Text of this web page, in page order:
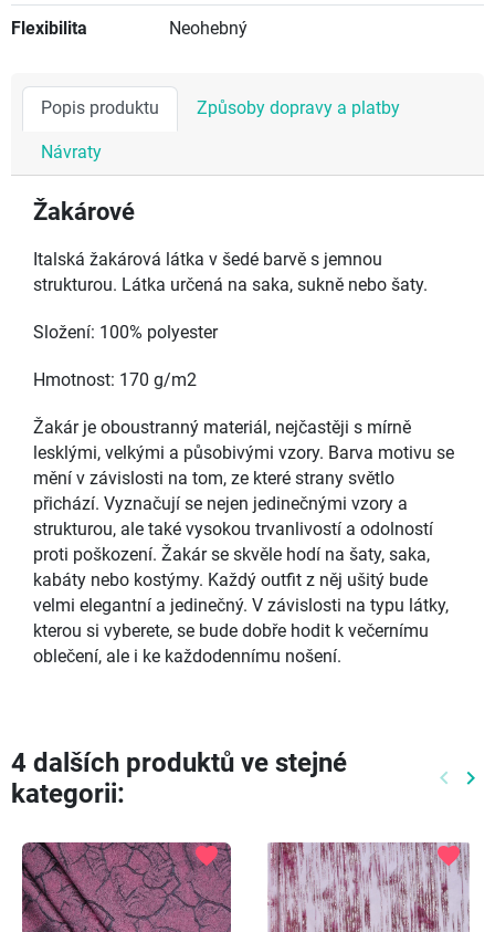
Flexibilita Neohebný
Popis produktu Způsoby dopravy a platby
Návraty
Žakárové
Italská žakárová látka v šedé barvě s jemnou
strukturou. Látka určená na saka, sukně nebo šaty.
Složení: 100% polyester
Hmotnost: 170 g/m2
Žakár je oboustranný materiál, nejčastěji s mírně
lesklými, velkými a působivými vzory. Barva motivu se
mění v závislosti na tom, ze které strany světlo
přichází. Vyznačují se nejen jedinečnými vzory a
strukturou, ale také vysokou trvanlivostí a odolností
proti poškození. Žakár se skvěle hodí na šaty, saka,
kabáty nebo kostýmy. Každý outfit z něj ušitý bude
velmi elegantní a jedinečný. V závislosti na typu látky,
kterou si vyberete, se bude dobře hodit k večernímu
oblečení, ale i ke každodennímu nošení.
4 dalších produktů ve stejné
kategorii:
keyboard_arrow_left keyboard_arrow_right
favorite favorite